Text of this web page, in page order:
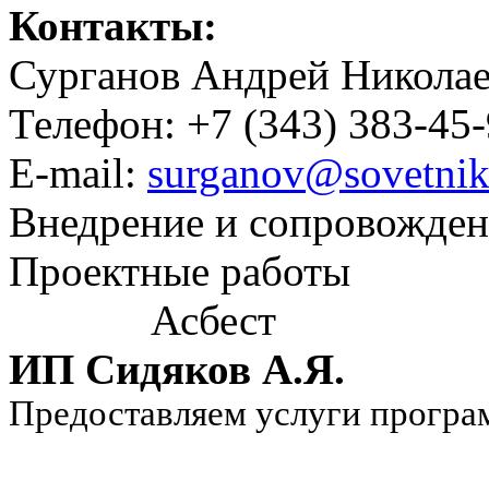
Контакты:
Сурганов Андрей
Телефон: +7 (343) 383-
E-mail:
Внедрение и
Проектные работы
Асбест
ИП Сидяков А.Я.
Предоставляем услуги